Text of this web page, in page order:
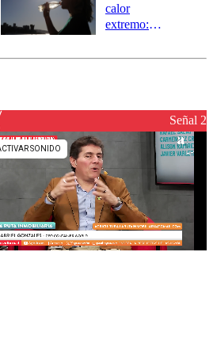
calor
extremo:
activa Alerta
Señal 2